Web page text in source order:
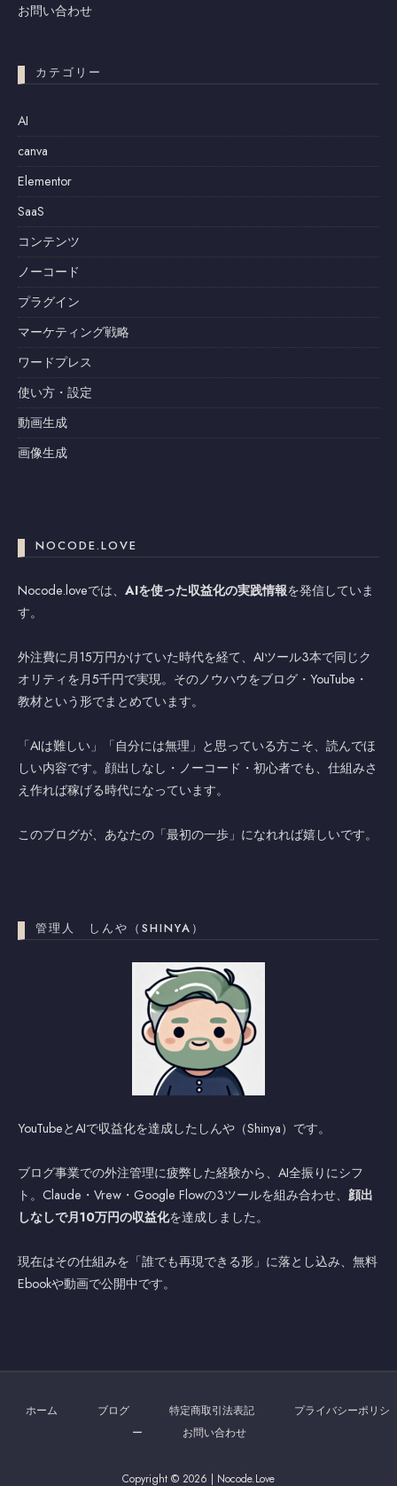
お問い合わせ
カテゴリー
AI
canva
Elementor
SaaS
コンテンツ
ノーコード
プラグイン
マーケティング戦略
ワードプレス
使い方・設定
動画生成
画像生成
NOCODE.LOVE
Nocode.loveでは、 AIを使った収益化の実践情報を発信していま
す。
外注費に月15万円かけていた時代を経て、AIツール3本で同じク
オリティを月5千円で実現。そのノウハウをブログ・YouTube・
教材という形でまとめています。
「AIは難しい」「自分には無理」と思っている方こそ、読んでほ
しい内容です。顔出しなし・ノーコード・初心者でも、仕組みさ
え作れば稼げる時代になっています。
このブログが、あなたの「最初の一歩」になれれば嬉しいです。
管理人 しんや（SHINYA）
YouTubeとAIで収益化を達成したしんや（Shinya）です。
ブログ事業での外注管理に疲弊した経験から、AI全振りにシフ
ト。Claude・Vrew・Google Flowの3ツールを組み合わせ、 顔出
しなしで月10万円の収益化を達成しました。
現在はその仕組みを「誰でも再現できる形」に落とし込み、無料
Ebookや動画で公開中です。
ホーム ブログ 特定商取引法表記
プライバシーポリシ
ー
お問い合わせ
Copyright © 2026 | Nocode.Love